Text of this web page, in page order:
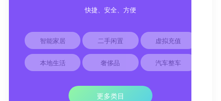
快捷、安全、方便
智能家居 二手闲置 虚拟充值
本地生活 奢侈品 汽车整车
更多类目